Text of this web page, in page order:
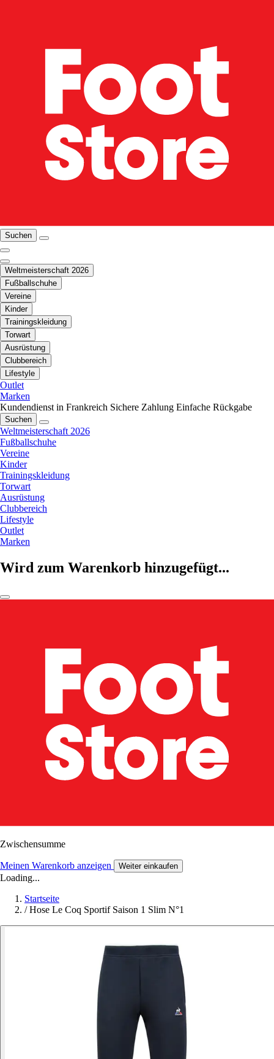
Suchen
Weltmeisterschaft 2026
Fußballschuhe
Vereine
Kinder
Trainingskleidung
Torwart
Ausrüstung
Clubbereich
Lifestyle
Outlet
Marken
Kundendienst in Frankreich Sichere Zahlung Einfache Rückgabe
Suchen
Weltmeisterschaft 2026
Fußballschuhe
Vereine
Kinder
Trainingskleidung
Torwart
Ausrüstung
Clubbereich
Lifestyle
Outlet
Marken
Wird zum Warenkorb hinzugefügt...
Zwischensumme
Meinen Warenkorb anzeigen Weiter einkaufen
Loading...
Startseite
/ Hose Le Coq Sportif Saison 1 Slim N°1